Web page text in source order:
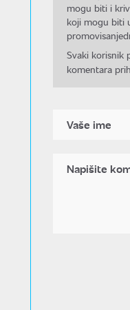
mogu biti i
koji mogu biti
Svaki korisnik
komentara